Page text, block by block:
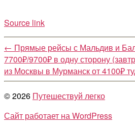
Source link
← Прямые рейсы с Мальдив и
7700₽/9700₽ в одну сторону
из Москвы в Мурманск от 4100₽
© 2026 Путешествуй легко
Сайт работает на WordPress